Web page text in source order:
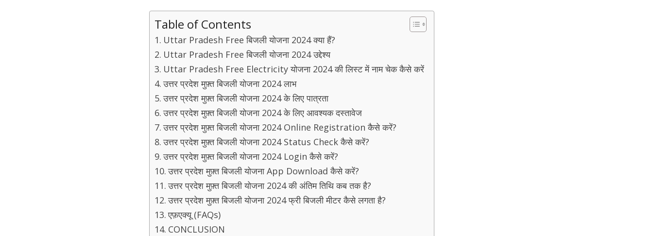
Table of Contents
Uttar Pradesh Free बिजली योजना 2024 क्या हैं?
Uttar Pradesh Free बिजली योजना 2024 उद्देश्य
Uttar Pradesh Free Electricity योजना 2024 की लिस्ट में नाम चेक कैसे करें
उत्तर प्रदेश मुफ़्त बिजली योजना 2024 लाभ
उत्तर प्रदेश मुफ़्त बिजली योजना 2024 के लिए पात्रता
उत्तर प्रदेश मुफ़्त बिजली योजना 2024 के लिए आवश्यक दस्तावेज
उत्तर प्रदेश मुफ़्त बिजली योजना 2024 Online Registration कैसे करें?
उत्तर प्रदेश मुफ़्त बिजली योजना 2024 Status Check कैसे करें?
उत्तर प्रदेश मुफ़्त बिजली योजना 2024 Login कैसे करें?
उत्तर प्रदेश मुफ़्त बिजली योजना App Download कैसे करें?
उत्तर प्रदेश मुफ़्त बिजली योजना 2024 की अंतिम तिथि कब तक है?
उत्तर प्रदेश मुफ़्त बिजली योजना 2024 फ्री बिजली मीटर कैसे लगता है?
एफ़एक्यू (FAQs)
CONCLUSION